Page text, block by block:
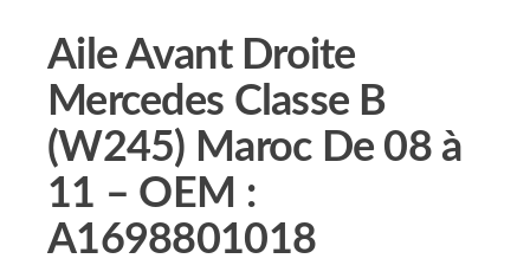
Aile Avant Droite
Mercedes Classe B
(W245) Maroc De 08 à
11 – OEM :
A1698801018